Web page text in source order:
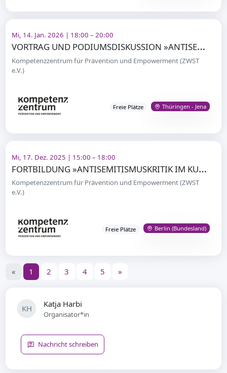
Mi, 14. Jan. 2026 | 18:00 – 20:00
V
ORTRAG UND PODIUMSDISKUSSION »ANTISEMITISMUS IM INSTITUTIONELLEN KONTEXT HOCHSCHULE
Kompetenzzentrum für Prävention und Empowerment (ZWST
e.V.)
Freie Plätze Thüringen - Jena
Mi, 17. Dez. 2025 | 15:00 – 18:00
F
ORTBILDUNG »ANTISEMITISMUSKRITIK IM KUNST- UND KULTURBEREICH«
Kompetenzzentrum für Prävention und Empowerment (ZWST
e.V.)
Freie Plätze Berlin (Bundesland)
« 1 2 3 4 5 »
KH Katja Harbi
Organisator*in
Nachricht schreiben